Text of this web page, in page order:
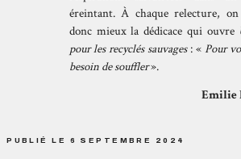
éreintant. À chaque relecture, on
donc mieux la dédicace qui ouvre
pour les recyclés sauvages: « Pour
besoin de souffler».
Emilie
PUBLIÉ LE 6 SEPTEMBRE 2024